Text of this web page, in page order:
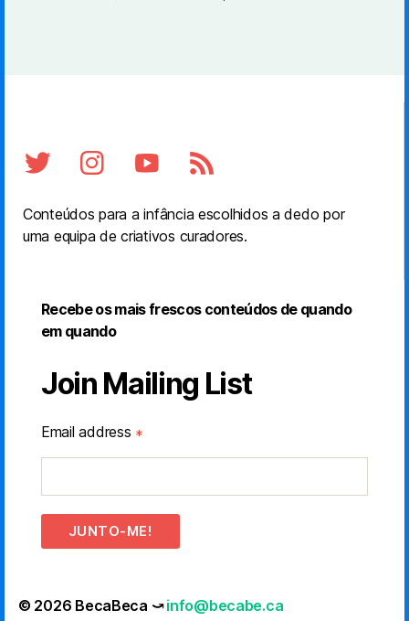
Conteúdos para a infância escolhidos a dedo por
uma equipa de criativos curadores.
Recebe os mais frescos conteúdos de quando
em quando
Join Mailing List
Email address *
JUNTO-ME!
© 2026 BecaBeca ⤻info@becabe.ca